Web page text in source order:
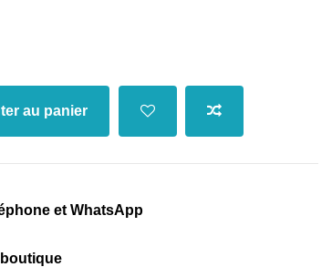
au panier
et WhatsApp